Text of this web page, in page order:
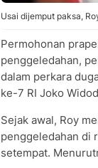
Usai dijemput paksa,
Permohonan
penggeledahan,
dalam perkara
ke-7 RI Joko
Sejak awal, Roy
penggeledahan di
setempat.